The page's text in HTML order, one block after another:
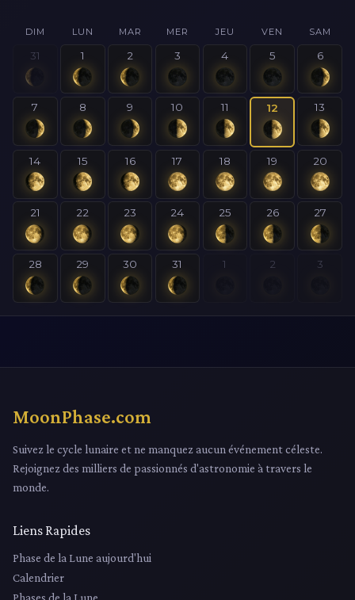
DIM LUN MAR MER JEU VEN SAM
31 1 2 3 4 5 6
7 8 9 10 11 12 13
14 15 16 17 18 19 20
21 22 23 24 25 26 27
28 29 30 31 1 2 3
MoonPhase.com
Suivez le cycle lunaire et ne manquez aucun événement céleste.
Rejoignez des milliers de passionnés d'astronomie à travers le
monde.
Liens Rapides
Phase de la Lune aujourd'hui
Calendrier
Phases de la Lune